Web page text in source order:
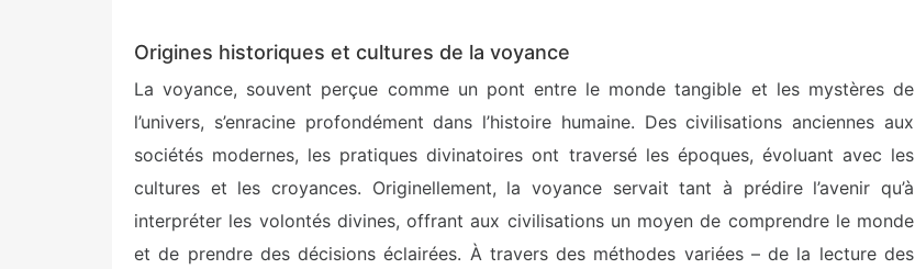
Origines historiques et cultures de la voyance
La voyance, souvent perçue comme un pont entre le monde tangible et les mystères de
l’univers, s’enracine profondément dans l’histoire humaine. Des civilisations anciennes aux
sociétés modernes, les pratiques divinatoires ont traversé les époques, évoluant avec les
cultures et les croyances. Originellement, la voyance servait tant à prédire l’avenir qu’à
interpréter les volontés divines, offrant aux civilisations un moyen de comprendre le monde
et de prendre des décisions éclairées. À travers des méthodes variées – de la lecture des